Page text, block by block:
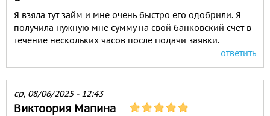
Я взяла тут займ и мне очень быстро его одобрили. Я
получила нужную мне сумму на свой банковский счет в
течение нескольких часов после подачи заявки.
ответить
ср, 08/06/2025 - 12:43
Виктоория Мапина